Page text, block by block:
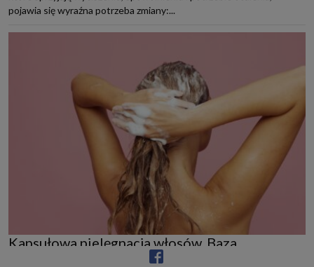
pojawia się wyraźna potrzeba zmiany:...
Kapsułowa pielęgnacja włosów. Baza
produktów – jak w dobrze skomponowanej